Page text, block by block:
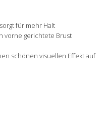
für mehr Halt
vorne gerichtete Brust
schönen visuellen Effekt auf